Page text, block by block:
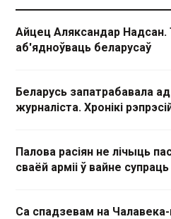
Айцец Аляксандар Надсан.
аб'ядноўваць беларусаў
Беларусь запатрабавала
журналіста. Хронікі
Палова расіян не лічыць
сваёй арміі ў вайне
Са спадзевам на